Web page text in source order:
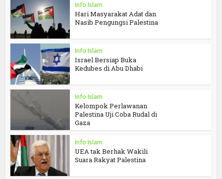
Info Islam
Hari Masyarakat Adat dan
Nasib Pengungsi Palestina
Info Islam
Israel Bersiap Buka
Kedubes di Abu Dhabi
Info Islam
Kelompok Perlawanan
Palestina Uji Coba Rudal di
Gaza
Info Islam
UEA tak Berhak Wakili
Suara Rakyat Palestina